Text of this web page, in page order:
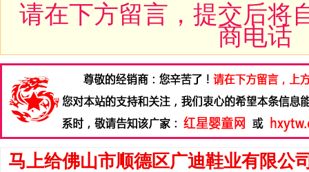
请在下方留言，提交后将
商电话
马上给佛山市顺德区广迪鞋业有限公